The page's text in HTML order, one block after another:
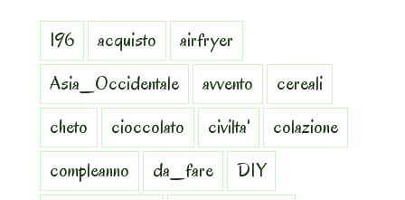
196 acquisto
airfryer
Asia_Occidentale
avvento
cereali
cheto
cioccolato civilta'
colazione
compleanno
da_fare
DIY